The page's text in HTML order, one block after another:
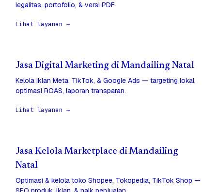
legalitas, portofolio, & versi PDF.
Lihat layanan →
Jasa Digital Marketing di Mandailing Natal
Kelola iklan Meta, TikTok, & Google Ads — targeting lokal,
optimasi ROAS, laporan transparan.
Lihat layanan →
Jasa Kelola Marketplace di Mandailing
Natal
Optimasi & kelola toko Shopee, Tokopedia, TikTok Shop —